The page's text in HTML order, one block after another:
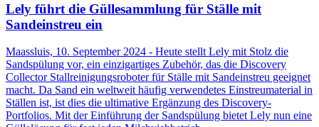
Lely führt die Güllesammlung für Ställe mit
Sandeinstreu ein
Maassluis, 10. September 2024 - Heute stellt Lely mit Stolz die
Sandspülung vor, ein einzigartiges Zubehör, das die Discovery
Collector Stallreinigungsroboter für Ställe mit Sandeinstreu geeignet
macht. Da Sand ein weltweit häufig verwendetes Einstreumaterial in
Ställen ist, ist dies die ultimative Ergänzung des Discovery-
Portfolios. Mit der Einführung der Sandspülung bietet Lely nun eine